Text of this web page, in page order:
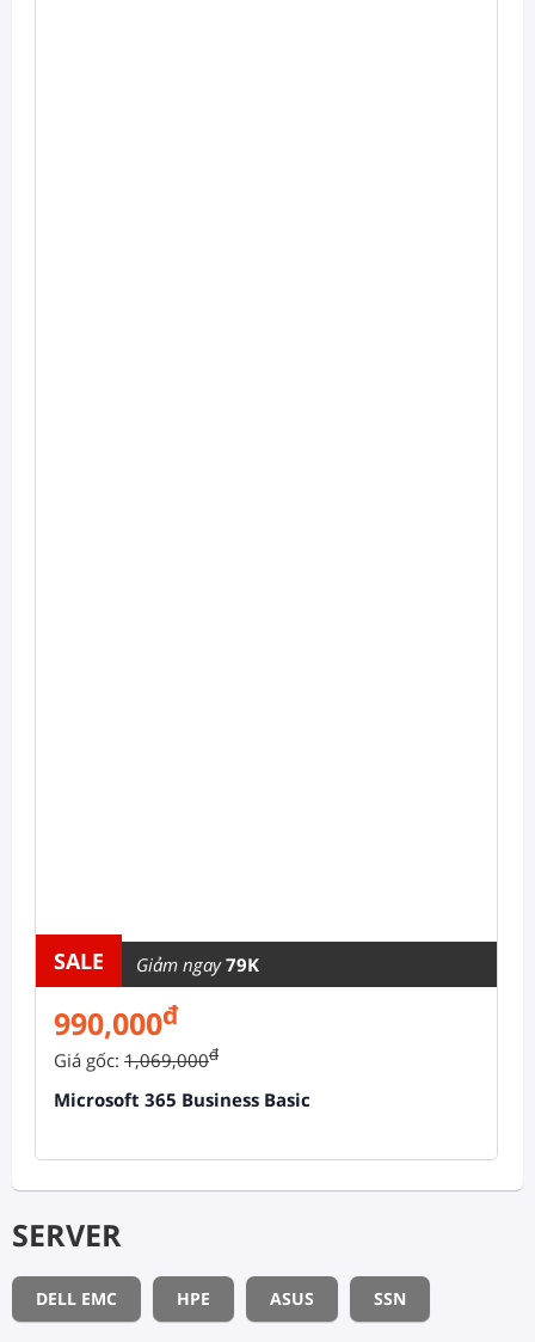
SALE Giảm ngay79K
990,000đ
Giá gốc: 1,069,000đ
Microsoft 365 Business Basic
SERVER
DELL EMC HPE ASUS SSN